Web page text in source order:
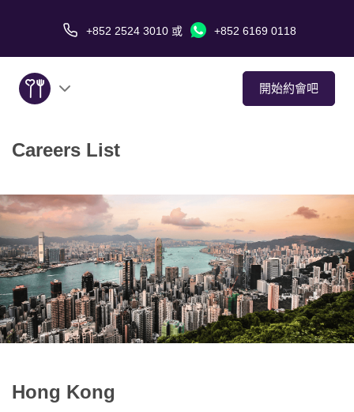
+852 2524 3010 或 +852 6169 0118
開始約會吧
關於我們
愛情故事
傳媒報導
約會技巧
聯絡我們
Careers List
Hong Kong